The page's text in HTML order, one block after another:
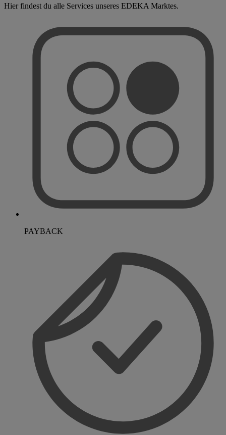
Hier findest du alle Services unseres EDEKA Marktes.
PAYBACK